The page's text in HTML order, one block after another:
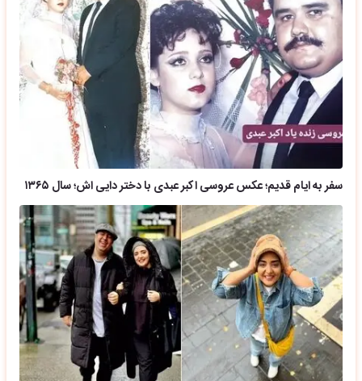
سفر به ایام قدیم؛ عکس عروسی اکبر عبدی با دختر دایی اش؛ سال ۱۳۶۵